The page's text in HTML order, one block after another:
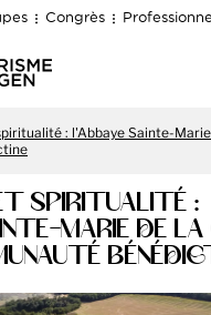
Congrès
: l'Abbaye Sainte-
SPIRITUALITÉ :
MARIE DE LA